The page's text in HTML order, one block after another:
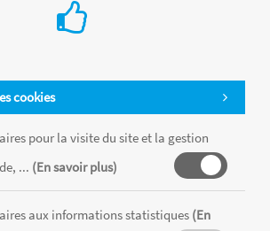
cookies
pour la visite du site et la gestion
... (En savoir plus)
aux informations statistiques (En
vendus dans la limite des stocks disponibles de